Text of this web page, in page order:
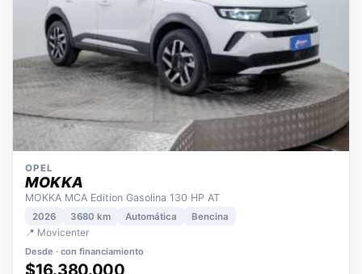
OPEL
MOKKA
MOKKA MCA Edition Gasolina 130 HP AT
2026 3680 km
📍 Movicenter
Desde · con financiamiento